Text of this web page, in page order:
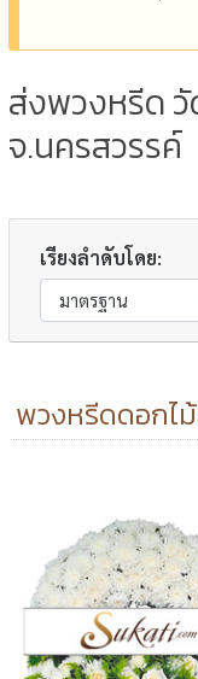
ส่งพวงหรีด วั
จ.นครสวรรค์
เรียงลำดับโดย:
พวงหรีดดอกไ